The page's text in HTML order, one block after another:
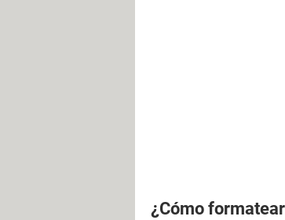
¿Cómo